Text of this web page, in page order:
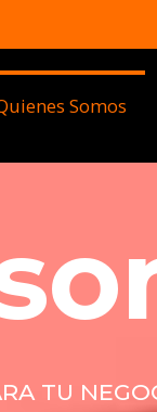
Somos
TU